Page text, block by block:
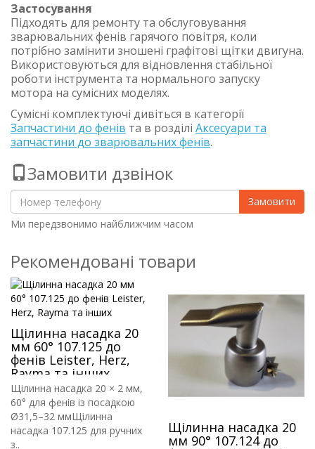
Застосування
Підходять для ремонту та обслуговування
зварювальних фенів гарячого повітря, коли
потрібно замінити зношені графітові щітки двигуна.
Використовуються для відновлення стабільної
роботи інструмента та нормального запуску
мотора на сумісних моделях.
Сумісні комплектуючі дивіться в категорії
Запчастини до фенів та в розділі Аксесуари та
запчастини до зварювальних фенів.
Замовити дзвінок
Замовити
Ми передзвонимо найближчим часом
Рекомендовані товари
Щілинна насадка 20
мм 60° 107.125 до
фенів Leister, Herz,
Rayma та інших
Щілинна насадка 20 × 2 мм,
60° для фенів із посадкою
Ø31,5–32 ммЩілинна
насадка 107.125 для ручних
з..
Щілинна насадка 20
мм 90° 107.124 до